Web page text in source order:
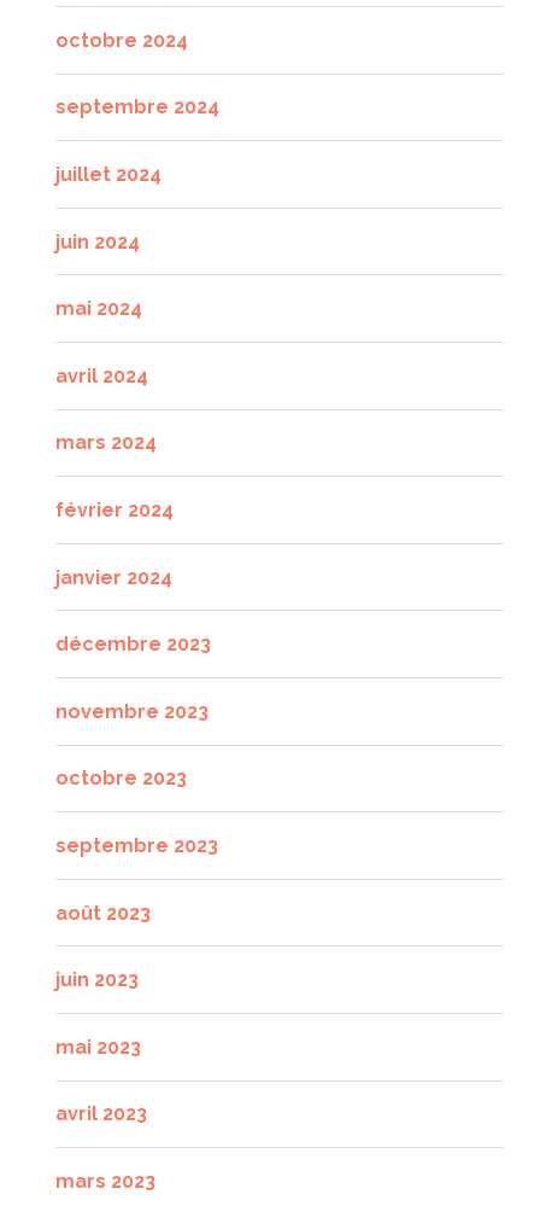
octobre 2024
septembre 2024
juillet 2024
juin 2024
mai 2024
avril 2024
mars 2024
février 2024
janvier 2024
décembre 2023
novembre 2023
octobre 2023
septembre 2023
août 2023
juin 2023
mai 2023
avril 2023
mars 2023